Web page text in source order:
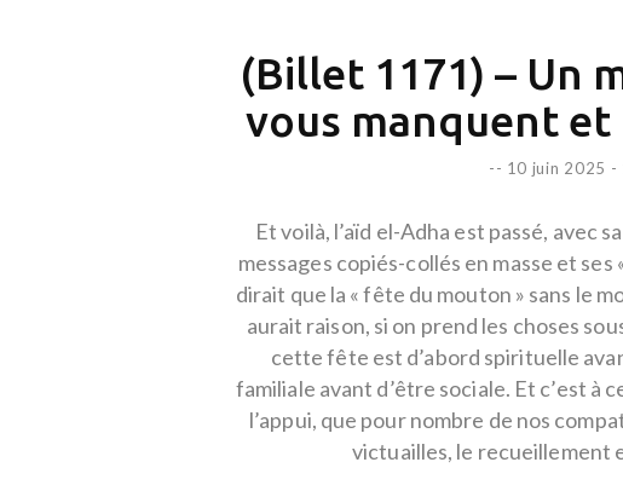
(Billet 1171) – Un
vous manquent et
-- 10 juin 2025 -
Et voilà, l’aïd el-Adha est passé, avec
messages copiés-collés en masse et ses
dirait que la « fête du mouton » sans le
aurait raison, si on prend les choses
cette fête est d’abord spirituelle
familiale avant d’être sociale. Et c’est à
l’appui, que pour nombre de nos
victuailles, le recueillement